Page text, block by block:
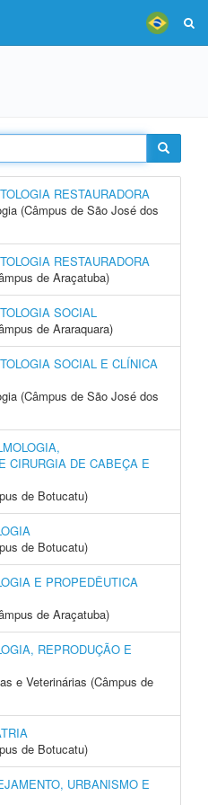
RESTAURADORA
(Câmpus de São José dos
RESTAURADORA
de Araçatuba)
SOCIAL
de Araraquara)
SOCIAL E CLÍNICA
(Câmpus de São José dos
CIRURGIA DE CABEÇA E
de Botucatu)
de Botucatu)
E PROPEDÊUTICA
de Araçatuba)
REPRODUÇÃO E
e Veterinárias (Câmpus de
de Botucatu)
URBANISMO E